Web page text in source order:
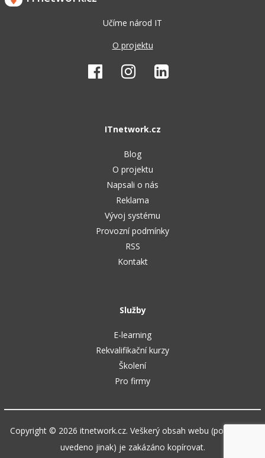
Učíme národ IT
O projektu
ITnetwork.cz
Blog
O projektu
Napsali o nás
Reklama
Vývoj systému
Provozní podmínky
RSS
Kontakt
Služby
E-learning
Rekvalifikační kurzy
Školení
Pro firmy
Copyright © 2026 itnetwork.cz. Veškerý obsah webu (pokud není
uvedeno jinak) je zakázáno kopírovat.